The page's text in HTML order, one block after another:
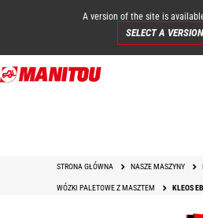
Przejdź
do
A version of the site is
SELECT A VERSION
STRONA GŁÓWNA NASZE MASZYNY
WÓZKI PALETOWE Z MASZTEM KLEOS